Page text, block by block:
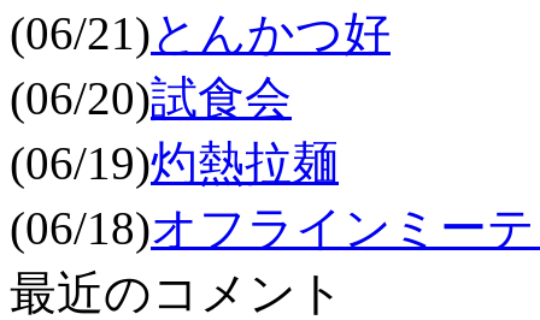
(06/21)とんかつ好
(06/20)試食会
(06/19)灼熱拉麺
(06/18)オフラインミー
最近のコメント